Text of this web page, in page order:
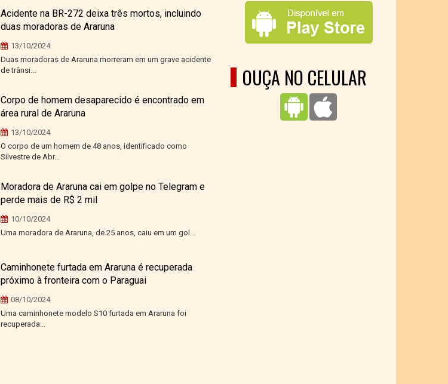
Acidente na BR-272 deixa três mortos, incluindo
duas moradoras de Araruna
13/10/2024
Duas moradoras de Araruna morreram em um grave acidente
de trânsi...
Corpo de homem desaparecido é encontrado em
área rural de Araruna
13/10/2024
O corpo de um homem de 48 anos, identificado como
Silvestre de Abr...
Moradora de Araruna cai em golpe no Telegram e
perde mais de R$ 2 mil
10/10/2024
Uma moradora de Araruna, de 25 anos, caiu em um gol...
Caminhonete furtada em Araruna é recuperada
próximo à fronteira com o Paraguai
08/10/2024
Uma caminhonete modelo S10 furtada em Araruna foi
recuperada...
OUÇA NO CELULAR